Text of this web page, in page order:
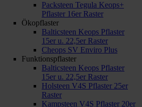
Packsteen Tegula Keops+
Pflaster 16er Raster
Ökopflaster
Balticsteen Keops Pflaster
15er u. 22,5er Raster
Cheops SV Enviro Plus
Funktionspflaster
Balticsteen Keops Pflaster
15er u. 22,5er Raster
Holsteen V4S Pflaster 25er
Raster
Kampsteen V4S Pflaster 20er